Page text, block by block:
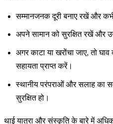
सम्मानजनक दूरी बनाए रखें और
अपने सामान को सुरक्षित रखें
अगर काटा या खरोंचा जाए, तो
सहायता प्राप्त करें।
स्थानीय परंपराओं और सलाह का
सुरक्षित हो।
थाई यात्रा और संस्कृति के बारे में